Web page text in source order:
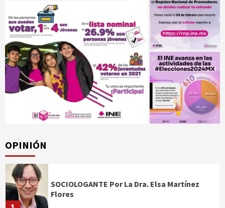
OPINIÓN
SOCIOLOGANTE Por La Dra. Elsa Martínez
Flores